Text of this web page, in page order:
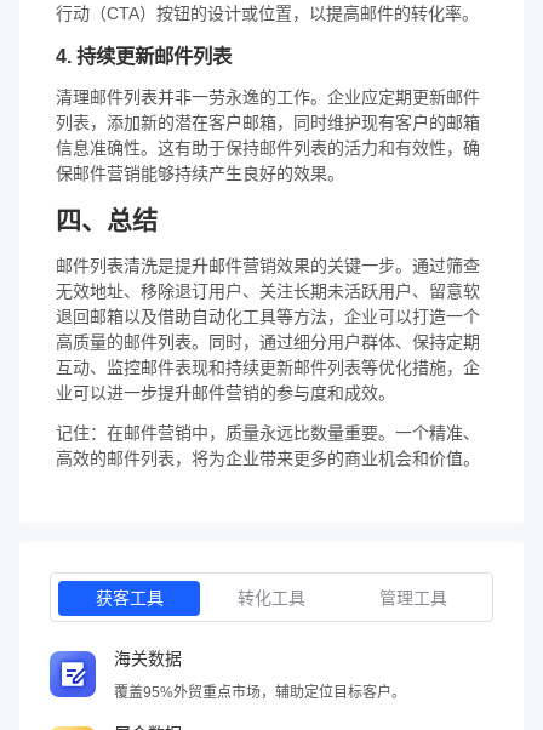
行动（CTA）按钮的设计或位置，以提高邮件的转化率。
4. 持续更新邮件列表
清理邮件列表并非一劳永逸的工作。企业应定期更新邮件
列表，添加新的潜在客户邮箱，同时维护现有客户的邮箱
信息准确性。这有助于保持邮件列表的活力和有效性，确
保邮件营销能够持续产生良好的效果。
四、总结
邮件列表清洗是提升邮件营销效果的关键一步。通过筛查
无效地址、移除退订用户、关注长期未活跃用户、留意软
退回邮箱以及借助自动化工具等方法，企业可以打造一个
高质量的邮件列表。同时，通过细分用户群体、保持定期
互动、监控邮件表现和持续更新邮件列表等优化措施，企
业可以进一步提升邮件营销的参与度和成效。
记住：在邮件营销中，质量永远比数量重要。一个精准、
高效的邮件列表，将为企业带来更多的商业机会和价值。
获客工具 转化工具 管理工具
海关数据
覆盖95%外贸重点市场，辅助定位目标客户。